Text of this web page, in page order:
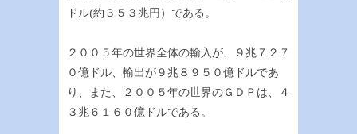
ドル(約３５３兆円）である。
２００５年の世界全体の輸入が、９兆７２７
０億ドル、輸出が９兆８９５０億ドルであ
り、また、２００５年の世界のＧＤＰは、４
３兆６１６０億ドルである。